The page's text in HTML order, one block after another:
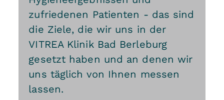
zufriedenen Patienten - das sind
die Ziele, die wir uns in der
VITREA Klinik Bad Berleburg
gesetzt haben und an denen wir
uns täglich von Ihnen messen
lassen.